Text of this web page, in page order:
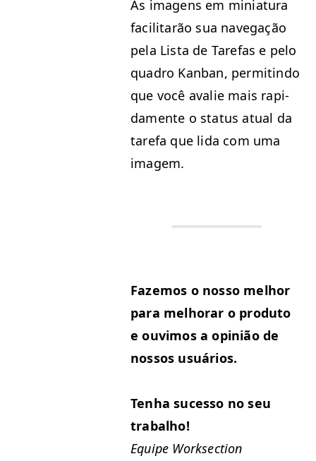
As ima­gens em miniatu­ra
facil­i­tarão sua nave­g­ação
pela Lista de Tare­fas e pelo
quadro Kan­ban, per­mitin­do
que você ava­lie mais rap­i­
da­mente o sta­tus atu­al da
tare­fa que lida com uma
imagem.
Faze­mos o nos­so mel­hor
para mel­ho­rar o pro­du­to
e ouvi­mos a opinião de
nos­sos usuários.
Ten­ha suces­so no seu
trabalho!
Equipe Work­sec­tion